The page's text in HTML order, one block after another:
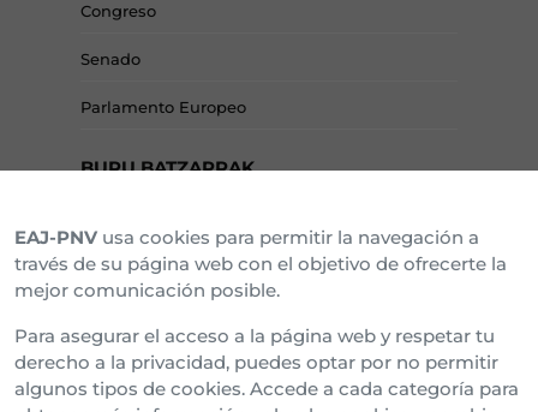
Congreso
Senado
Parlamento Europeo
BURU BATZARRAK
Araba Buru Batzar
Bizkai Buru Batzar
Gipuzko Buru Batzar
Ipar Buru Batzar
EAJ-PNV usa cookies para permitir la navegación a
través de su página web con el objetivo de ofrecerte la
mejor comunicación posible.
Para asegurar el acceso a la página web y respetar tu
derecho a la privacidad, puedes optar por no permitir
algunos tipos de cookies. Accede a cada categoría para